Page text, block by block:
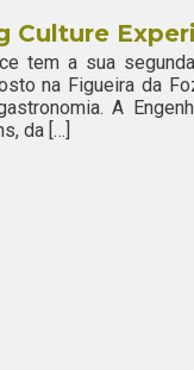
Culture
tem a sua
na Figueira da
A
da […]